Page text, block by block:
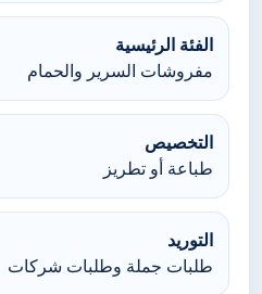
الفئة الرئيسية
مفروشات السرير والحمام
التخصيص
طباعة أو تطريز
التوريد
طلبات جملة وطلبات شركات